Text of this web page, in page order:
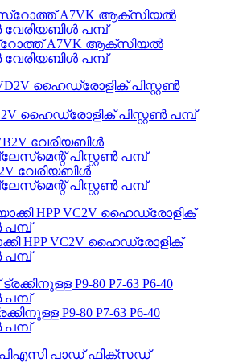
A7VK ആക്സിയൽ
വേരിയബിൾ പമ്പ്
ഹൈഡ്രോളിക് പിസ്റ്റൺ പമ്പ്
വേരിയബിൾ
പിസ്റ്റൺ പമ്പ്
HPP VC2V ഹൈഡ്രോളിക്
പമ്പ്
P9-80 P7-63 P6-40
പമ്പ്